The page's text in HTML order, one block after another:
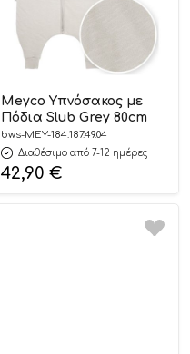
Meyco Υπνόσακος με
Πόδια Slub Grey 80cm
bws-MEY-184.187.49.04
Διαθέσιμο από 7-12 ημέρες
42,90 €